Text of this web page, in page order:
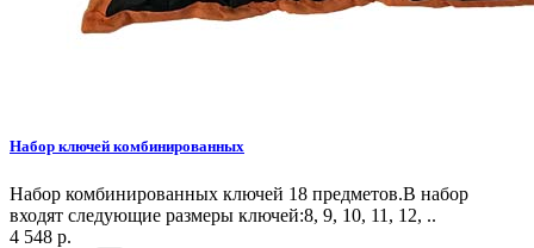
Набор ключей комбинированных
Набор комбинированных ключей 18 предметов.В набор
входят следующие размеры ключей:8, 9, 10, 11, 12, ..
4 548 р.